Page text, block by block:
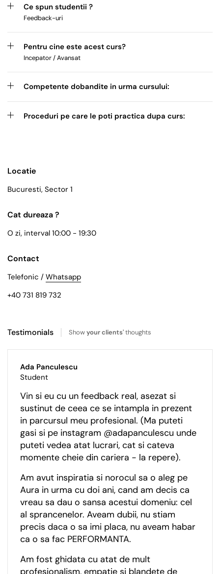
Ce spun studentii ?
Feedback-uri
Pentru cine este acest curs?
Incepator / Avansat
Competente dobandite in urma cursului:
Proceduri pe care le poti practica dupa curs:
Locatie
Bucuresti, Sector 1
Cat dureaza ?
O zi, interval 10:00 - 19:30
Contact
Telefonic / Whatsapp
+40 731 819 732
Testimonials Showyour clients'thoughts
Ada Panculescu
Student
Vin si eu cu un feedback real, asezat si
sustinut de ceea ce se intampla in prezent
in parcursul meu profesional. (Ma puteti
gasi si pe instagram @adapanculescu unde
puteti vedea atat lucrari, cat si cateva
momente cheie din cariera - la repere).
Am avut inspiratia si norocul sa o aleg pe
Aura in urma cu doi ani, cand am decis ca
vreau sa dau o sansa acestui domeniu: cel
al sprancenelor. Aveam dubii, nu stiam
precis daca o sa imi placa, nu aveam habar
ca o sa fac PERFORMANTA.
Am fost ghidata cu atat de mult
profesionalism, empatie si blandete de